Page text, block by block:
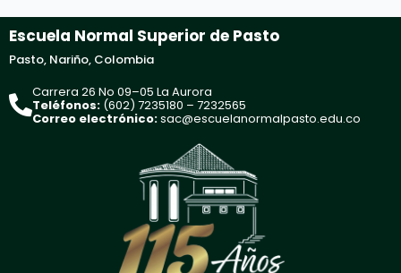
Escuela Normal Superior de Pasto
Pasto, Nariño, Colombia
Carrera 26 No 09–05 La Aurora
Teléfonos: (602) 7235180 – 7232565
Correo electrónico:sac@escuelanormalpasto.edu.co